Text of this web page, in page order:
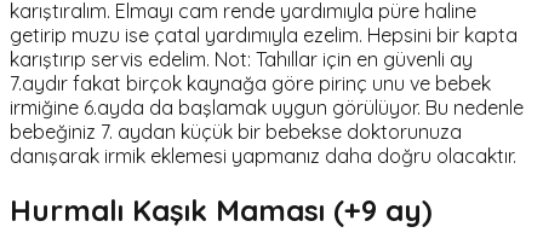
karıştıralım. Elmayı cam rende yardımıyla püre haline
getirip muzu ise çatal yardımıyla ezelim. Hepsini bir kapta
karıştırıp servis edelim. Not: Tahıllar için en güvenli ay
7.aydır fakat birçok kaynağa göre pirinç unu ve bebek
irmiğine 6.ayda da başlamak uygun görülüyor. Bu nedenle
bebeğiniz 7. aydan küçük bir bebekse doktorunuza
danışarak irmik eklemesi yapmanız daha doğru olacaktır.
Hurmalı Kaşık Maması (+9 ay)